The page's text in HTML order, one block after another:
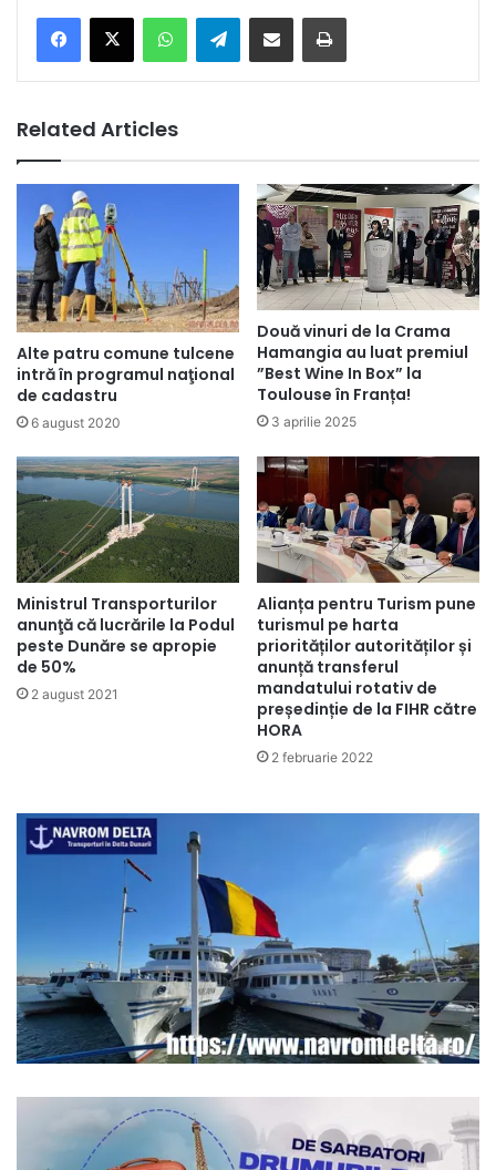
Telegram
Related Articles
Alte patru comune tulcene
intră în programul naţional
de cadastru
6 august 2020
Două vinuri de la Crama
Hamangia au luat premiul
”Best Wine In Box” la
Toulouse în Franța!
3 aprilie 2025
Ministrul Transporturilor
anunţă că lucrările la Podul
peste Dunăre se apropie
de 50%
2 august 2021
Alianța pentru Turism pune
turismul pe harta
priorităților autorităților și
anunță transferul
mandatului rotativ de
președinție de la FIHR către
HORA
2 februarie 2022